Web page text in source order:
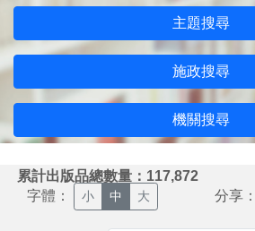
主題搜尋
施政搜尋
機關搜尋
累計出版品總數量：117,872
字體： 小 中 大 分享：